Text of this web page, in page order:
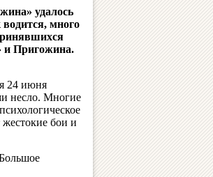
удалось
водится, много
и Пригожина.
24 июня
несло. Многие
жестокие бои и